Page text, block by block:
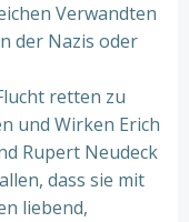
Verwandten
der Nazis oder
retten zu
und Wirken Erich
Rupert Neudeck
dass sie mit
liebend,